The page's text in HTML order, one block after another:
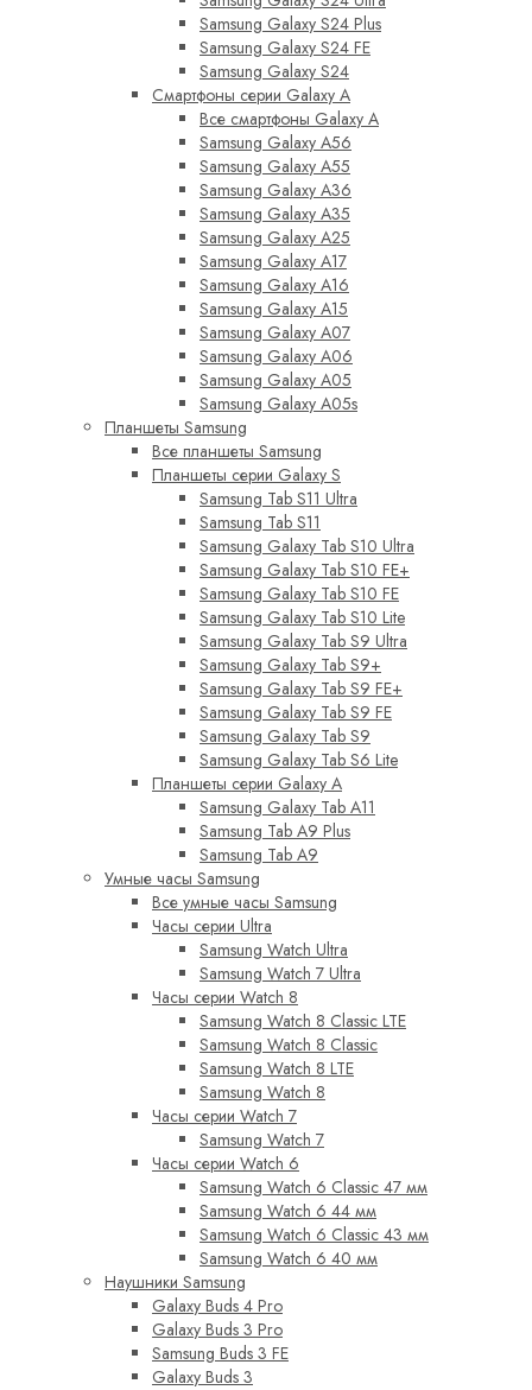
Samsung Galaxy S24 Plus
Samsung Galaxy S24 FE
Samsung Galaxy S24
Смартфоны серии Galaxy A
Все смартфоны Galaxy A
Samsung Galaxy A56
Samsung Galaxy A55
Samsung Galaxy A36
Samsung Galaxy A35
Samsung Galaxy A25
Samsung Galaxy A17
Samsung Galaxy A16
Samsung Galaxy A15
Samsung Galaxy A07
Samsung Galaxy A06
Samsung Galaxy A05
Samsung Galaxy A05s
Планшеты Samsung
Все планшеты Samsung
Планшеты серии Galaxy S
Samsung Tab S11 Ultra
Samsung Tab S11
Samsung Galaxy Tab S10 Ultra
Samsung Galaxy Tab S10 FE+
Samsung Galaxy Tab S10 FE
Samsung Galaxy Tab S10 Lite
Samsung Galaxy Tab S9 Ultra
Samsung Galaxy Tab S9+
Samsung Galaxy Tab S9 FE+
Samsung Galaxy Tab S9 FE
Samsung Galaxy Tab S9
Samsung Galaxy Tab S6 Lite
Планшеты серии Galaxy A
Samsung Galaxy Tab A11
Samsung Tab A9 Plus
Samsung Tab A9
Умные часы Samsung
Все умные часы Samsung
Часы серии Ultra
Samsung Watch Ultra
Samsung Watch 7 Ultra
Часы серии Watch 8
Samsung Watch 8 Classic LTE
Samsung Watch 8 Classic
Samsung Watch 8 LTE
Samsung Watch 8
Часы серии Watch 7
Samsung Watch 7
Часы серии Watch 6
Samsung Watch 6 Classic 47 мм
Samsung Watch 6 44 мм
Samsung Watch 6 Classic 43 мм
Samsung Watch 6 40 мм
Наушники Samsung
Galaxy Buds 4 Pro
Galaxy Buds 3 Pro
Samsung Buds 3 FE
Galaxy Buds 3